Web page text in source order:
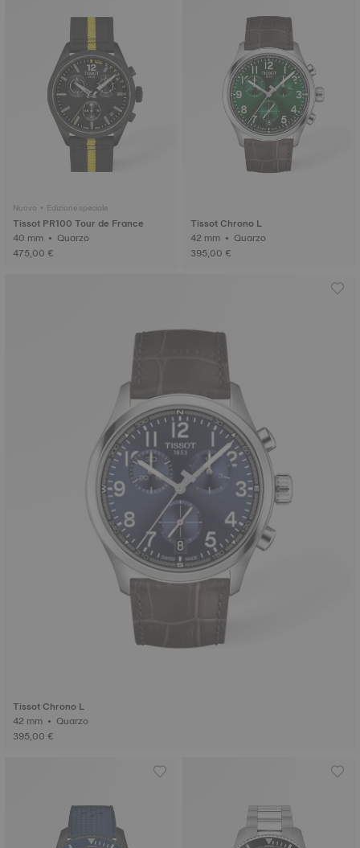
Nuovo • Edizione speciale
Tissot PR100 Tour de France
40 mm • Quarzo
475,00 €
Tissot Chrono L
42 mm • Quarzo
395,00 €
Tissot Chrono L
42 mm • Quarzo
395,00 €